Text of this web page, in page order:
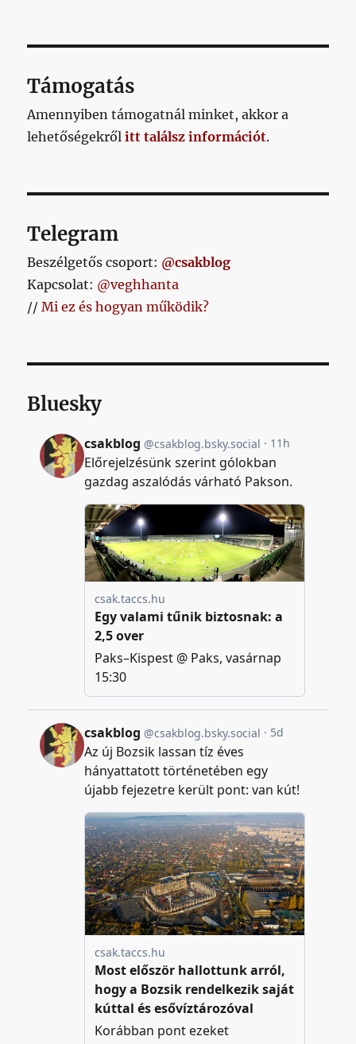
OLD
Támogatás
Amennyiben támogatnál minket, akkor a
lehetőségekrőlitt találsz információt.
Telegram
Beszélgetős csoport: @csakblog
Kapcsolat: @veghhanta
//Mi ez és hogyan működik?
Bluesky